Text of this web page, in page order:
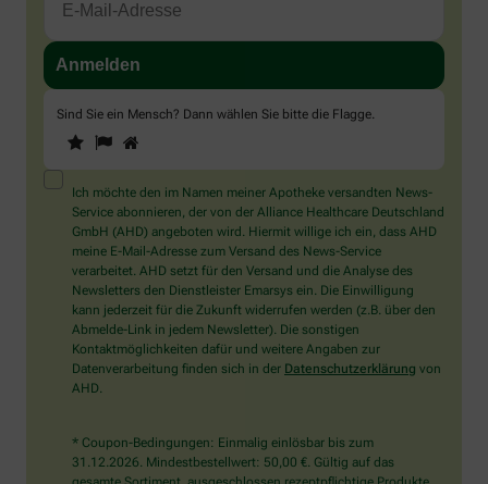
Sind Sie ein Mensch? Dann wählen Sie bitte die Flagge.
Sind
Sie
ein
Mensch?
Dann
wählen
Sie
bitte
die
Flagge.
1 2
Ich möchte den im Namen meiner Apotheke versandten News-
Service abonnieren, der von der Alliance Healthcare Deutschland
GmbH (AHD) angeboten wird. Hiermit willige ich ein, dass AHD
meine E-Mail-Adresse zum Versand des News-Service
verarbeitet. AHD setzt für den Versand und die Analyse des
Newsletters den Dienstleister Emarsys ein. Die Einwilligung
kann jederzeit für die Zukunft widerrufen werden (z.B. über den
Abmelde-Link in jedem Newsletter). Die sonstigen
Kontaktmöglichkeiten dafür und weitere Angaben zur
Datenverarbeitung finden sich in der Datenschutzerklärung von
AHD.
* Coupon-Bedingungen: Einmalig einlösbar bis zum
31.12.2026. Mindestbestellwert: 50,00 €. Gültig auf das